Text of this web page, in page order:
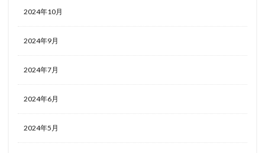
2024年10月
2024年9月
2024年7月
2024年6月
2024年5月